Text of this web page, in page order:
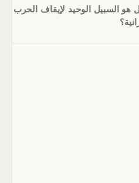
السبيل الوحيد لإيقاف الحرب